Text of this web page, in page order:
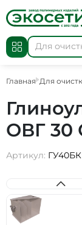
Главная Для
ОВГ 30
Артикул: ГУ40БК